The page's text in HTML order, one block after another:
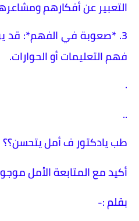
التعبير عن أفكارهم
3. *صعوبة في الفهم*: قد
فهم التعليمات أو الحوارات.
.
..
طب يادكتور ف أمل يتحسن؟؟
أكيد مع المتابعة الأمل
بقلم :-